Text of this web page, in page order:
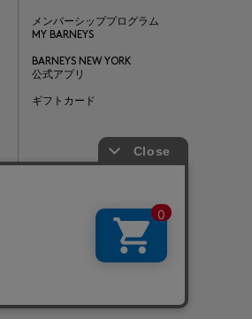
メンバーシッププログラム
MY BARNEYS
BARNEYS NEW YORK
公式アプリ
ギフトカード